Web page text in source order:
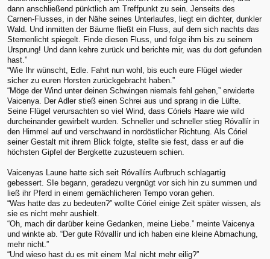
dann anschließend pünktlich am Treffpunkt zu sein. Jenseits des
Carnen-Flusses, in der Nähe seines Unterlaufes, liegt ein dichter, dunkler
Wald. Und inmitten der Bäume fließt ein Fluss, auf dem sich nachts das
Sternenlicht spiegelt. Finde diesen Fluss, und folge ihm bis zu seinem
Ursprung! Und dann kehre zurück und berichte mir, was du dort gefunden
hast.”
“Wie Ihr wünscht, Edle. Fahrt nun wohl, bis euch eure Flügel wieder
sicher zu euren Horsten zurückgebracht haben.”
“Möge der Wind unter deinen Schwingen niemals fehl gehen,” erwiderte
Vaicenya. Der Adler stieß einen Schrei aus und sprang in die Lüfte.
Seine Flügel verursachten so viel Wind, dass Córiels Haare wie wild
durcheinander gewirbelt wurden. Schneller und schneller stieg Róvallír in
den Himmel auf und verschwand in nordöstlicher Richtung. Als Córiel
seiner Gestalt mit ihrem Blick folgte, stellte sie fest, dass er auf die
höchsten Gipfel der Bergkette zuzusteuern schien.
Vaicenyas Laune hatte sich seit Róvallírs Aufbruch schlagartig
gebessert. SIe begann, geradezu vergnügt vor sich hin zu summen und
ließ ihr Pferd in einem gemächlicheren Tempo voran gehen.
“Was hatte das zu bedeuten?” wollte Córiel einige Zeit später wissen, als
sie es nicht mehr aushielt.
“Oh, mach dir darüber keine Gedanken, meine Liebe.” meinte Vaicenya
und winkte ab. “Der gute Róvallír und ich haben eine kleine Abmachung,
mehr nicht.”
“Und wieso hast du es mit einem Mal nicht mehr eilig?”